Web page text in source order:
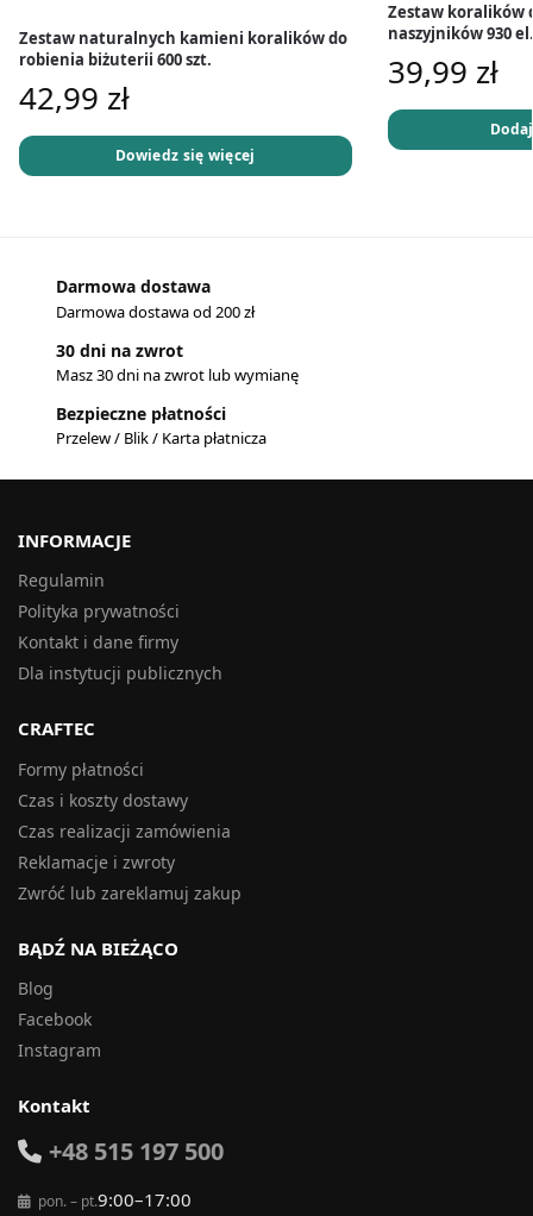
Zestaw naturalnych kamieni koralików do
robienia biżuterii 600 szt.
42,99 zł
Dowiedz się więcej
Zestaw koralików
naszyjników 930 el.
39,99 zł
Darmowa dostawa
Darmowa dostawa od 200 zł
30 dni na zwrot
Masz 30 dni na zwrot lub wymianę
Bezpieczne płatności
Przelew / Blik / Karta płatnicza
INFORMACJE
Regulamin
Polityka prywatności
Kontakt i dane firmy
Dla instytucji publicznych
CRAFTEC
Formy płatności
Czas i koszty dostawy
Czas realizacji zamówienia
Reklamacje i zwroty
Zwróć lub zareklamuj zakup
BĄDŹ NA BIEŻĄCO
Blog
Facebook
Instagram
Kontakt
+48 515 197 500
pon. – pt.9:00–17:00